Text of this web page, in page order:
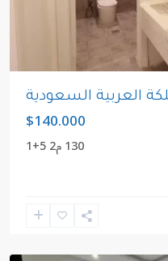
$140.000
130 م2 5+1